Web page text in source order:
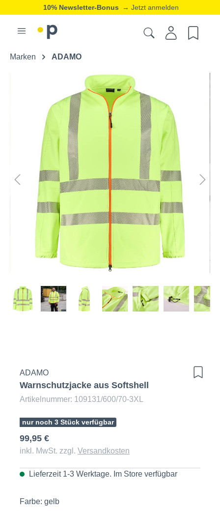
10% Newsletter-Bonus → Jetzt anmelden
Marken ADAMO
ADAMO
Warnschutzjacke aus Softshell
Artikelnummer: 109131/600/70-3XL
nur noch 3 Stück verfügbar
99,95 €
inkl. MwSt. zzgl. Versandkosten
Lieferzeit 1-3 Werktage. Im Store verfügbar
Farbe: gelb